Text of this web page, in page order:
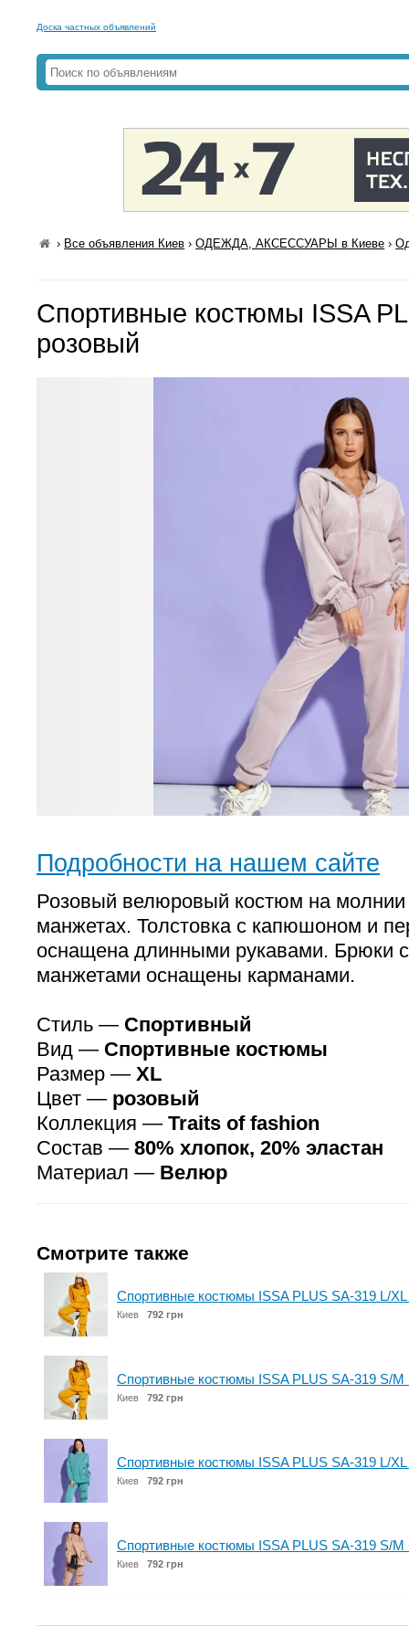
Доска частных объявлений
› Все объявления Киев ›ОДЕЖДА, АКСЕССУАРЫ в Киеве ›
Спортивные костюмы ISSA
розовый
Подробности на нашем сайте
Розовый велюровый костюм на молнии
манжетах. Толстовка с капюшоном и
оснащена длинными рукавами. Брюки
манжетами оснащены карманами.
Стиль — Спортивный
Вид — Спортивные костюмы
Размер — XL
Цвет — розовый
Коллекция — Traits of fashion
Состав — 80% хлопок, 20% эластан
Материал — Велюр
Смотрите также
Спортивные костюмы ISSA PLUS SA-319 L/XL
Киев 792 грн
Спортивные костюмы ISSA PLUS SA-319 S/M
Киев 792 грн
Спортивные костюмы ISSA PLUS SA-319 L/
Киев 792 грн
Спортивные костюмы ISSA PLUS SA-319 S/
Киев 792 грн